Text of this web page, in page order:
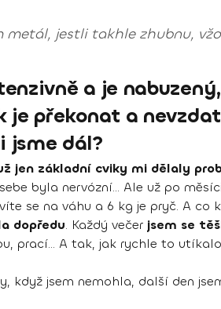
metál, jestli takhle zhubnu,
a je
je překonat a
jsme dál?
jen základní cviky mi dělaly
byla nervózní... Ale už po
se na váhu a 6 kg je pryč. A
dopředu. Každý večer jsem se
prací... A tak, jak rychle to
když jsem nemohla, další den